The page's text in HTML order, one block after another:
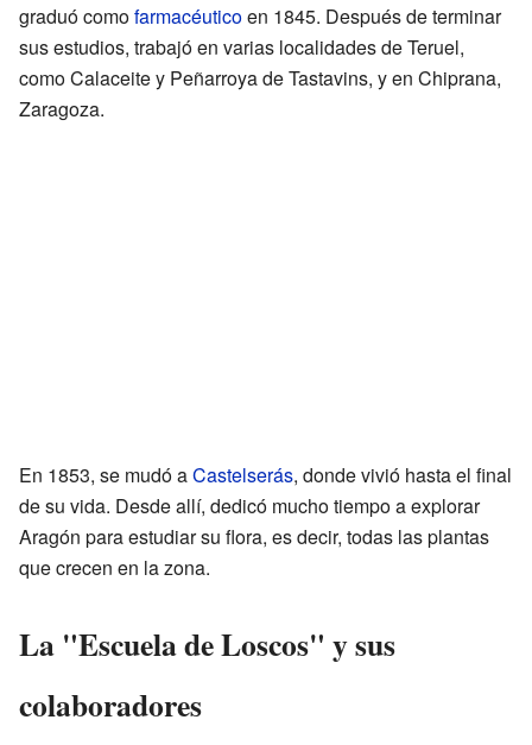
graduó comofarmacéuticoen 1845. Después de terminar
sus estudios, trabajó en varias localidades de Teruel,
como Calaceite y Peñarroya de Tastavins, y en Chiprana,
Zaragoza.
En 1853, se mudó aCastelserás, donde vivió hasta el final
de su vida. Desde allí, dedicó mucho tiempo a explorar
Aragón para estudiar su flora, es decir, todas las plantas
que crecen en la zona.
La "Escuela de Loscos" y sus
colaboradores